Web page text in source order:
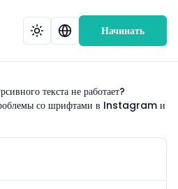
Начинать
текста не работает?
со шрифтами в Instagram и